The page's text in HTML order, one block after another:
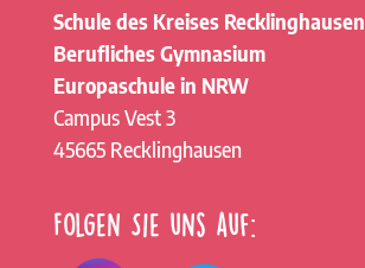
Schule des Kreises Recklinghausen
Berufliches Gymnasium
Europaschule in NRW
Campus Vest 3
45665 Recklinghausen
Folgen Sie uns auf: